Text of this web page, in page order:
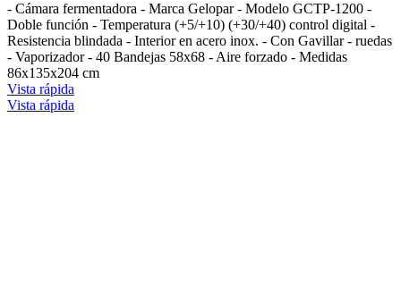
- Cámara fermentadora - Marca Gelopar - Modelo GCTP-1200 -
Doble función - Temperatura (+5/+10) (+30/+40) control digital -
Resistencia blindada - Interior en acero inox. - Con Gavillar - ruedas
- Vaporizador - 40 Bandejas 58x68 - Aire forzado - Medidas
86x135x204 cm
Vista rápida
Vista rápida